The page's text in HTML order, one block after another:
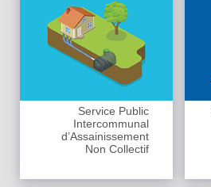
Service Public
Intercommunal
d’Assainissement
Non Collectif